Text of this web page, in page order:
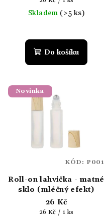
cena:
Skladem (>5 ks)
Do košíku
Novinka
Roll-on lahvička - matné
sklo (mléčný efekt)
26 Kč
Měrná
26 Kč / 1 ks
KÓD: P001